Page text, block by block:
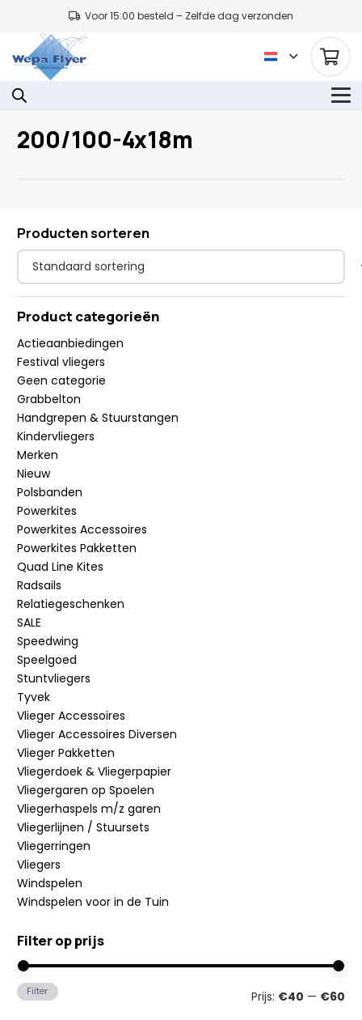
Voor 15:00 besteld – Zelfde dag verzonden
200/100-4x18m
Producten sorteren
Product categorieën
Actieaanbiedingen
Festival vliegers
Geen categorie
Grabbelton
Handgrepen & Stuurstangen
Kindervliegers
Merken
Nieuw
Polsbanden
Powerkites
Powerkites Accessoires
Powerkites Pakketten
Quad Line Kites
Radsails
Relatiegeschenken
SALE
Speedwing
Speelgoed
Stuntvliegers
Tyvek
Vlieger Accessoires
Vlieger Accessoires Diversen
Vlieger Pakketten
Vliegerdoek & Vliegerpapier
Vliegergaren op Spoelen
Vliegerhaspels m/z garen
Vliegerlijnen / Stuursets
Vliegerringen
Vliegers
Windspelen
Windspelen voor in de Tuin
Filter op prijs
Filter Prijs: €40 — €60